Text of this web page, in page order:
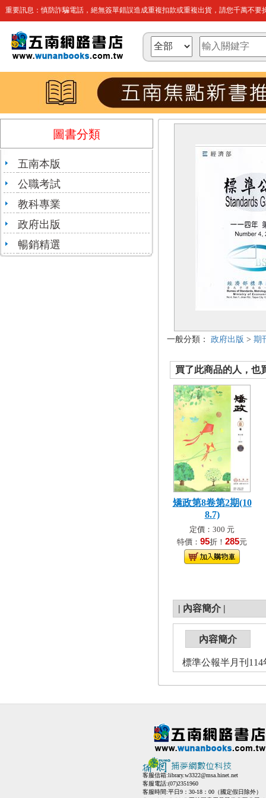
重要訊息：慎防詐騙電話，絕無簽單錯誤造成重複扣款或重複出貨，請您千萬不要
圖書分類
五南本版
公職考試
教科專業
政府出版
暢銷精選
一般分類： 政府出版 > 期
買了此商品的人，也
矯政第8卷第2期(10
8.7)
定價：300 元
特價： 95折！ 285元
| 內容簡介 |
內容簡介
標準公報半月刊114
客服信箱:library.w3322@msa.hinet.net
客服電話:(07)2351960
客服時間:平日9：30-18：00（國定假日除外）